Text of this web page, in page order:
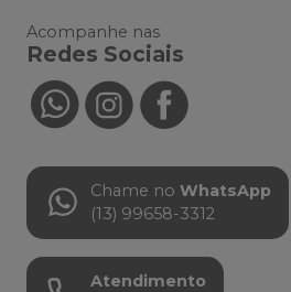
Acompanhe nas
Redes Sociais
Chame no WhatsApp
(13) 99658-3312
Atendimento